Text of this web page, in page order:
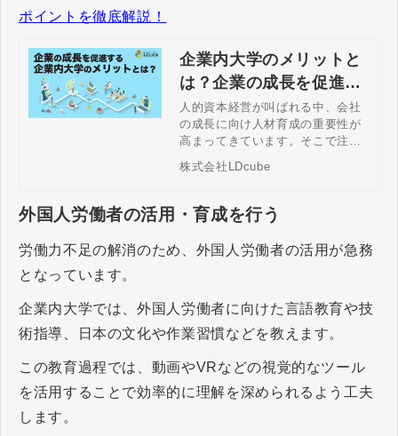
ポイントを徹底解説！
企業内大学のメリットと
は？企業の成長を促進す
るポイントを徹底解説！
人的資本経営が叫ばれる中、会社
の成長に向け人材育成の重要性が
高まってきています。そこで注目
す。企業内大学とは何でしょう
リット・デメリット、運用のポイ
ント、具体的な事例まで詳しく解
説します。
株式会社LDcube
外国人労働者の活用・育成を行う
労働力不足の解消のため、外国人労働者の活用が急務
となっています。
企業内大学では、外国人労働者に向けた言語教育や技
術指導、日本の文化や作業習慣などを教えます。
この教育過程では、動画やVRなどの視覚的なツール
を活用することで効率的に理解を深められるよう工夫
します。